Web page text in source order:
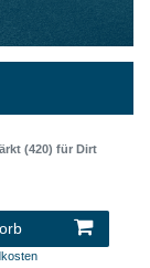
(420) für Dirt